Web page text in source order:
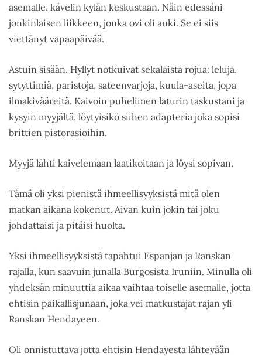
asemalle, kävelin kylän keskustaan. Näin edessäni
jonkinlaisen liikkeen, jonka ovi oli auki. Se ei siis
viettänyt vapaapäivää.
Astuin sisään. Hyllyt notkuivat sekalaista rojua: leluja,
sytyttimiä, paristoja, sateenvarjoja, kuula-aseita, jopa
ilmakivääreitä. Kaivoin puhelimen laturin taskustani ja
kysyin myyjältä, löytyisikö siihen adapteria joka sopisi
brittien pistorasioihin.
Myyjä lähti kaivelemaan laatikoitaan ja löysi sopivan.
Tämä oli yksi pienistä ihmeellisyyksistä mitä olen
matkan aikana kokenut. Aivan kuin jokin tai joku
johdattaisi ja pitäisi huolta.
Yksi ihmeellisyyksistä tapahtui Espanjan ja Ranskan
rajalla, kun saavuin junalla Burgosista Iruniin. Minulla oli
yhdeksän minuuttia aikaa vaihtaa toiselle asemalle, jotta
ehtisin paikallisjunaan, joka vei matkustajat rajan yli
Ranskan Hendayeen.
Oli onnistuttava jotta ehtisin Hendayesta lähtevään